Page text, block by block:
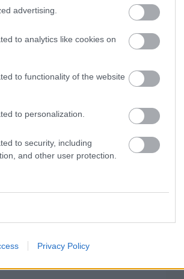
advertising.
to analytics like cookies on
to functionality of the website
to personalization.
to security, including
and other user protection.
Privacy Policy
százalékponttal, 30,6
adatai szerint
3,1 százalékkal, 221 ezerre
ÁLLÁSKERESÉS
a vállalatok
a magyar